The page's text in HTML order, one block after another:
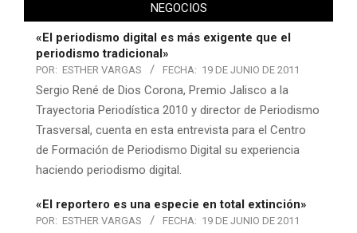
NEGOCIOS
«El periodismo digital es más exigente que el
periodismo tradicional»
POR: ESTHER VARGAS FECHA: 19 DE JUNIO DE 2011
Sergio René de Dios Corona, Premio Jalisco a la
Trayectoria Periodística 2010 y director de Periodismo
Trasversal, cuenta en esta entrevista para el Centro
de Formación de Periodismo Digital su experiencia
haciendo periodismo digital.
«El reportero es una especie en total extinción»
POR: ESTHER VARGAS FECHA: 19 DE JUNIO DE 2011